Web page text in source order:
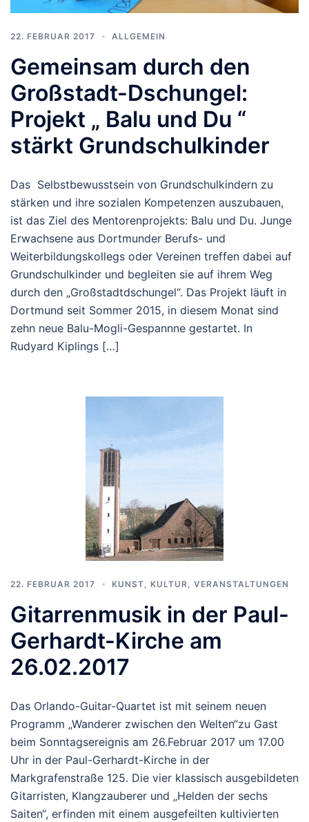
22. FEBRUAR 2017 ALLGEMEIN
Gemeinsam durch den
Großstadt-Dschungel:
Projekt „ Balu und Du “
stärkt Grundschulkinder
Das Selbstbewusstsein von Grundschulkindern zu
stärken und ihre sozialen Kompetenzen auszubauen,
ist das Ziel des Mentorenprojekts: Balu und Du. Junge
Erwachsene aus Dortmunder Berufs- und
Weiterbildungskollegs oder Vereinen treffen dabei auf
Grundschulkinder und begleiten sie auf ihrem Weg
durch den „Großstadtdschungel“. Das Projekt läuft in
Dortmund seit Sommer 2015, in diesem Monat sind
zehn neue Balu-Mogli-Gespannne gestartet. In
Rudyard Kiplings […]
22. FEBRUAR 2017 KUNST, KULTUR VERANSTALTUNGEN
Gitarrenmusik in der Paul-
Gerhardt-Kirche am
26.02.2017
Das Orlando-Guitar-Quartet ist mit seinem neuen
Programm „Wanderer zwischen den Welten“zu Gast
beim Sonntagsereignis am 26.Februar 2017 um 17.00
Uhr in der Paul-Gerhardt-Kirche in der
Markgrafenstraße 125. Die vier klassisch ausgebildeten
Gitarristen, Klangzauberer und „Helden der sechs
Saiten“, erfinden mit einem ausgefeilten kultivierten